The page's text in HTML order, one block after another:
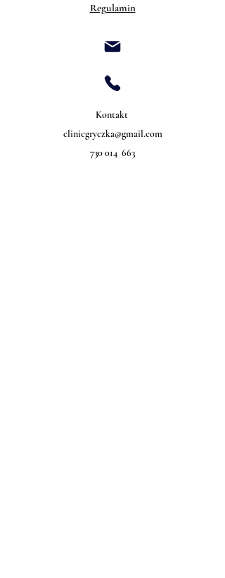
Regulamin
Kontakt
clinicgryczka@gmail.com
730 014 663